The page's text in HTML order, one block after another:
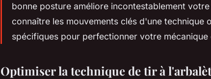
bonne posture améliore incontestablement
connaître les mouvements clés d'une technique
spécifiques pour perfectionner votre mécanique
Optimiser la technique de tir à